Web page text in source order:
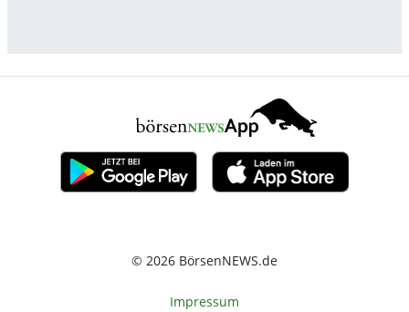
© 2026 BörsenNEWS.de
Impressum